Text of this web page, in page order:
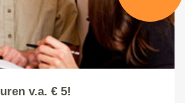
v.a. € 5!